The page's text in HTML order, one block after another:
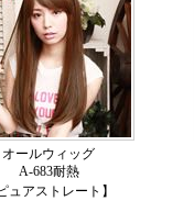
オールウィッグ
A-683耐熱
ュアストレート】